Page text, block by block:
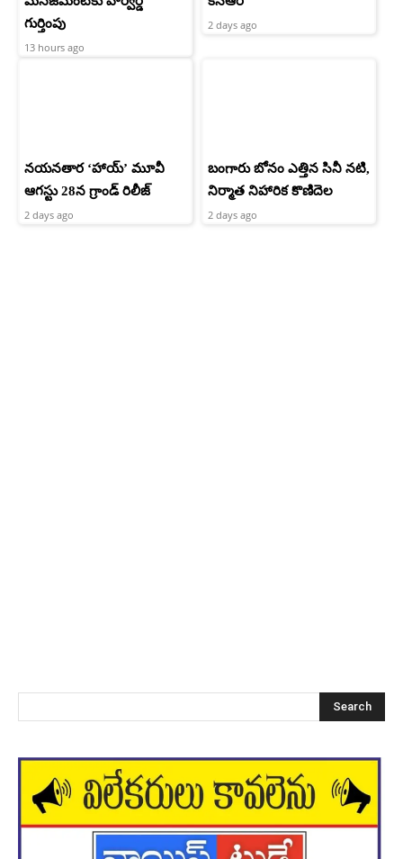
గుర్తింపు
13 hours ago
2 days ago
నయనతార ‘హాయ్’ మూవీ
ఆగస్టు 28న గ్రాండ్ రిలీజ్
2 days ago
బంగారు బోనం ఎత్తిన సినీ నటి,
నిర్మాత నిహారిక కొణిదెల
2 days ago
Search